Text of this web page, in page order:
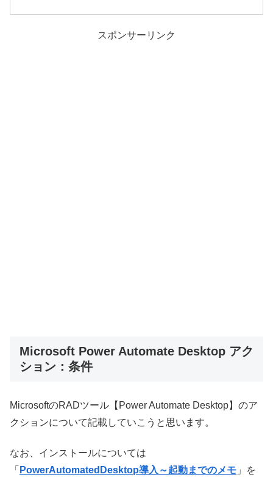
スポンサーリンク
Microsoft Power Automate Desktop アク
ション：条件
MicrosoftのRADツール【Power Automate Desktop】のア
クションについて記載していこうと思います。
なお、インストールについては
「 PowerAutomatedDesktop導入～起動までのメモ 」を